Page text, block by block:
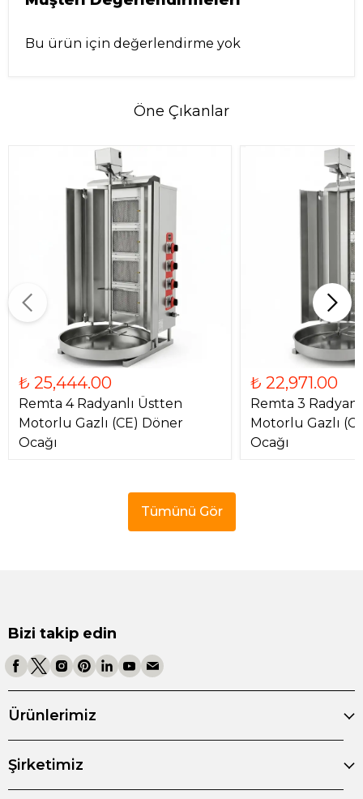
Bu ürün için değerlendirme yok
Öne Çıkanlar
₺ 25,444.00
Remta 4 Radyanlı Üstten
Motorlu Gazlı (CE) Döner
Ocağı
₺ 22,971.00
Remta 3
Motorlu Gazlı
Ocağı
Tümünü Gör
Bizi takip edin
Ürünlerimiz
Şirketimiz